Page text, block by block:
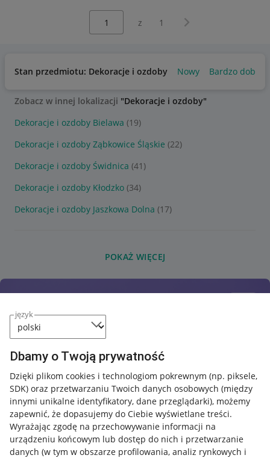
język
Dbamy o Twoją prywatność
Dzięki plikom cookies i technologiom pokrewnym (np. piksele,
SDK) oraz przetwarzaniu Twoich danych osobowych (między
innymi unikalne identyfikatory, dane przeglądarki), możemy
zapewnić, że dopasujemy do Ciebie wyświetlane treści.
Wyrażając zgodę na przechowywanie informacji na
urządzeniu końcowym lub dostęp do nich i przetwarzanie
danych (w tym w obszarze profilowania, analiz rynkowych i
z 1 Następna strona
Stan przedmiotu: Dekoracje i ozdoby Nowy Bardzo dobry
Zobacz w innej lokalizacji "Dekoracje i ozdoby"
Dekoracje i ozdoby Bielawa (19)
Dekoracje i ozdoby Ząbkowice Śląskie (22)
Dekoracje i ozdoby Świdnica (41)
Dekoracje i ozdoby Kłodzko (34)
Dekoracje i ozdoby Jaszkowa Dolna (17)
POKAŻ WIĘCEJ